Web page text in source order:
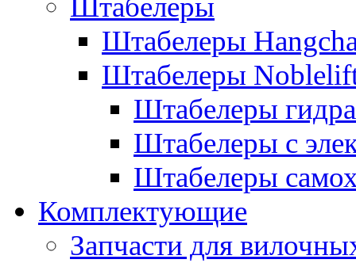
Штабелеры
Штабелеры
Штабелеры
Штабелеры
Штабелеры с
Штабелеры
Комплектующие
Запчасти для